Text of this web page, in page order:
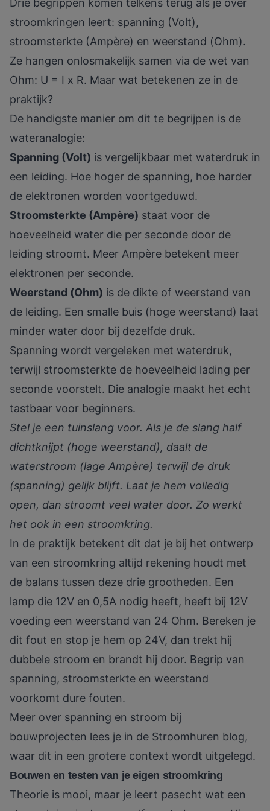
Drie begrippen komen telkens terug als je over
stroomkringen leert: spanning (Volt),
stroomsterkte (Ampère) en weerstand (Ohm).
Ze hangen onlosmakelijk samen via de wet van
Ohm: U = I x R. Maar wat betekenen ze in de
praktijk?
De handigste manier om dit te begrijpen is de
wateranalogie:
Spanning (Volt) is vergelijkbaar met waterdruk in
een leiding. Hoe hoger de spanning, hoe harder
de elektronen worden voortgeduwd.
Stroomsterkte (Ampère) staat voor de
hoeveelheid water die per seconde door de
leiding stroomt. Meer Ampère betekent meer
elektronen per seconde.
Weerstand (Ohm) is de dikte of weerstand van
de leiding. Een smalle buis (hoge weerstand) laat
minder water door bij dezelfde druk.
Spanning wordt vergeleken met waterdruk,
terwijl stroomsterkte de hoeveelheid lading per
seconde voorstelt. Die analogie maakt het echt
tastbaar voor beginners.
Stel je een tuinslang voor. Als je de slang half
dichtknijpt (hoge weerstand), daalt de
waterstroom (lage Ampère) terwijl de druk
(spanning) gelijk blijft. Laat je hem volledig
open, dan stroomt veel water door. Zo werkt
het ook in een stroomkring.
In de praktijk betekent dit dat je bij het ontwerp
van een stroomkring altijd rekening houdt met
de balans tussen deze drie grootheden. Een
lamp die 12V en 0,5A nodig heeft, heeft bij 12V
voeding een weerstand van 24 Ohm. Bereken je
dit fout en stop je hem op 24V, dan trekt hij
dubbele stroom en brandt hij door. Begrip van
spanning, stroomsterkte en weerstand
voorkomt dure fouten.
Meer over spanning en stroom bij
bouwprojecten lees je in de Stroomhuren blog,
waar dit in een grotere context wordt uitgelegd.
Bouwen en testen van je eigen stroomkring
Theorie is mooi, maar je leert pasecht wat een